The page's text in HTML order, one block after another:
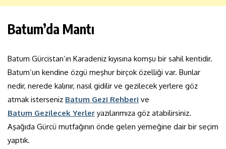
Batum’da Mantı
Batum Gürcistan’ın Karadeniz kıyısına komşu bir sahil kentidir.
Batum’un kendine özgü meşhur birçok özelliği var. Bunlar
nedir, nerede kalınır, nasıl gidilir ve gezilecek yerlere göz
atmak isterseniz Batum Gezi Rehberi ve
Batum Gezilecek Yerler yazılarımıza göz atabilirsiniz.
Aşağıda Gürcü mutfağının önde gelen yemeğine dair bir seçim
yaptık.